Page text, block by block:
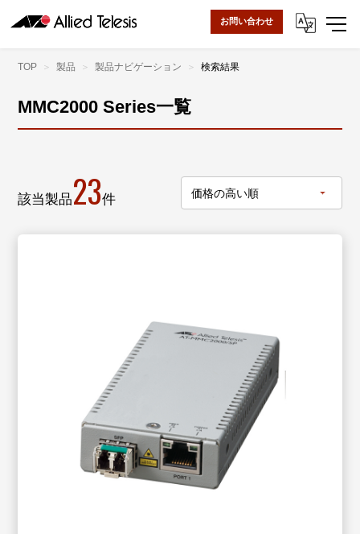
お問い合わせ
TOP 製品 製品ナビゲーション 検索結果
MMC2000 Series一覧
該当製品23件